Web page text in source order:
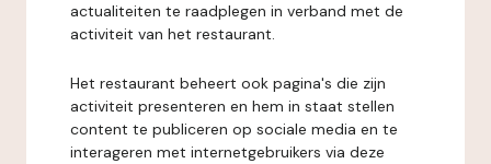
actualiteiten te raadplegen in verband met de
activiteit van het restaurant.
Het restaurant beheert ook pagina's die zijn
activiteit presenteren en hem in staat stellen
content te publiceren op sociale media en te
interageren met internetgebruikers via deze